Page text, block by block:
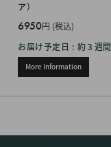
ア）
6950円 (税込)
お届け予定日 : 約３週間
More Information